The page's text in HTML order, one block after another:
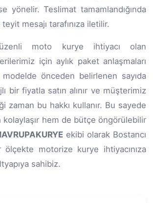
yönelir. Teslimat tamamlandığında
mesajı tarafınıza iletilir.
moto kurye ihtiyacı olan
için aylık paket anlaşmaları
önceden belirlenen sayıda
bir fiyatla satın alınır ve müşterimiz
zaman bu hakkı kullanır. Bu sayede
kolaylaşır hem de bütçe öngörülebilir
ekibi olarak Bostancı
ölçekte motorize kurye ihtiyacınıza
sahibiz.